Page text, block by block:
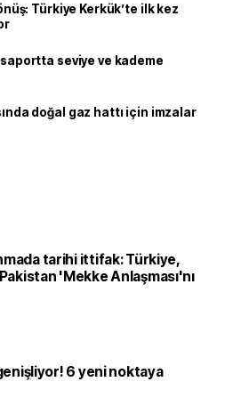
Türkiye Kerkük’te ilk kez
seviye ve kademe
doğal gaz hattı için imzalar
tarihi ittifak: Türkiye,
'Mekke Anlaşması'nı
6 yeni noktaya